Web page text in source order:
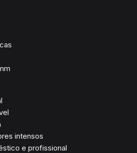
intensos
e profissional